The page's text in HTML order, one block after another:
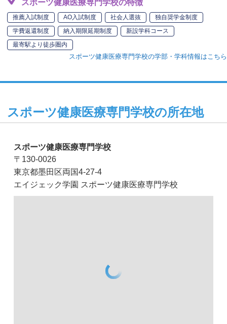
スポーツ健康医療専門学校の特徴
推薦入試制度 AO入試制度 社会人選抜
独自奨学金制度
学費返還制度
納入期限延期制度
新設学科コース
最寄駅より徒歩圏内
スポーツ健康医療専門学校の学部・学科情報はこちら
スポーツ健康医療専門学校の所在地
スポーツ健康医療専門学校
〒130-0026
東京都墨田区両国4-27-4
エイジェック学園 スポーツ健康医療専門学校